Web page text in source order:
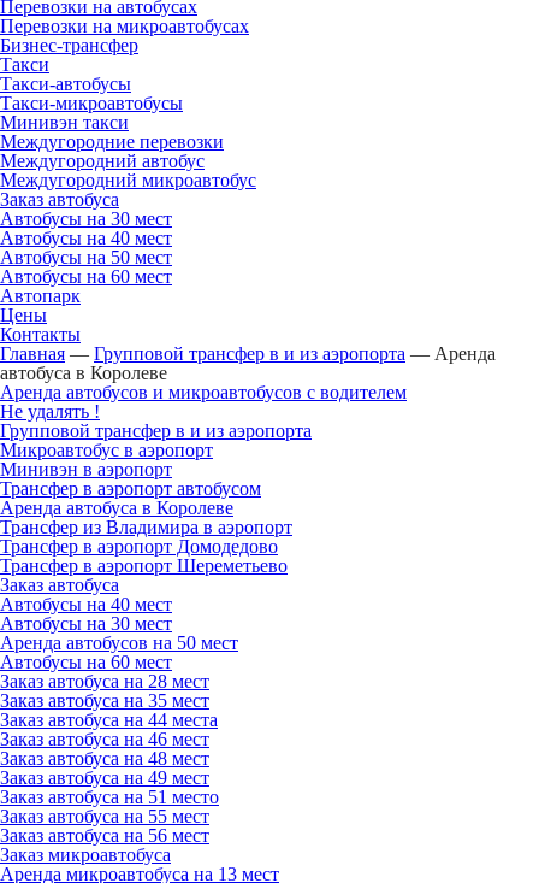
Перевозки на автобусах
Перевозки на микроавтобусах
Бизнес-трансфер
Такси
Такси-автобусы
Такси-микроавтобусы
Минивэн такси
Междугородние перевозки
Междугородний автобус
Междугородний микроавтобус
Заказ автобуса
Автобусы на 30 мест
Автобусы на 40 мест
Автобусы на 50 мест
Автобусы на 60 мест
Автопарк
Цены
Контакты
Главная — Групповой трансфер в и из аэропорта — Аренда
автобуса в Королеве
Аренда автобусов и микроавтобусов с водителем
Не удалять !
Групповой трансфер в и из аэропорта
Микроавтобус в аэропорт
Минивэн в аэропорт
Трансфер в аэропорт автобусом
Аренда автобуса в Королеве
Трансфер из Владимира в аэропорт
Трансфер в аэропорт Домодедово
Трансфер в аэропорт Шереметьево
Заказ автобуса
Автобусы на 40 мест
Автобусы на 30 мест
Аренда автобусов на 50 мест
Автобусы на 60 мест
Заказ автобуса на 28 мест
Заказ автобуса на 35 мест
Заказ автобуса на 44 места
Заказ автобуса на 46 мест
Заказ автобуса на 48 мест
Заказ автобуса на 49 мест
Заказ автобуса на 51 место
Заказ автобуса на 55 мест
Заказ автобуса на 56 мест
Заказ микроавтобуса
Аренда микроавтобуса на 13 мест